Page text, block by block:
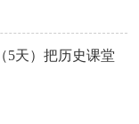
5天）把历史课堂